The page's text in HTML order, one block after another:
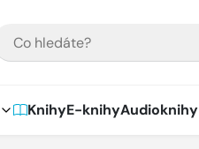
KnihyE-knihyAudioknihy